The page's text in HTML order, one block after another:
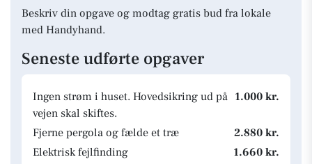
Beskriv din opgave og modtag gratis bud fra lokale
med Handyhand.
Seneste udførte opgaver
Ingen strøm i huset. Hovedsikring ud på
vejen skal skiftes.
1.000 kr.
Fjerne pergola og fælde et træ
2.880 kr.
Elektrisk fejlfinding
1.660 kr.